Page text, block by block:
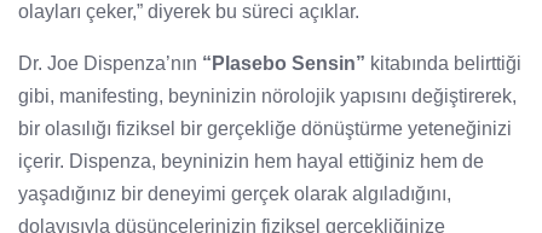
olayları çeker,” diyerek bu süreci açıklar.
Dr. Joe Dispenza’nın “Plasebo Sensin” kitabında belirttiği
gibi, manifesting, beyninizin nörolojik yapısını değiştirerek,
bir olasılığı fiziksel bir gerçekliğe dönüştürme yeteneğinizi
içerir. Dispenza, beyninizin hem hayal ettiğiniz hem de
yaşadığınız bir deneyimi gerçek olarak algıladığını,
dolayısıyla düşüncelerinizin fiziksel gerçekliğinize